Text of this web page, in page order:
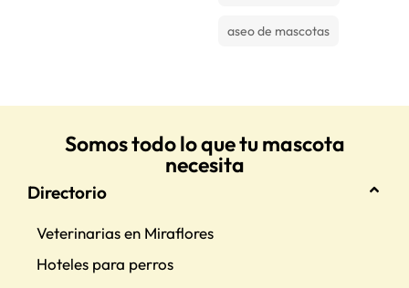
aseo de mascotas
Somos todo lo que tu mascota
necesita
Directorio
Veterinarias en Miraflores
Hoteles para perros